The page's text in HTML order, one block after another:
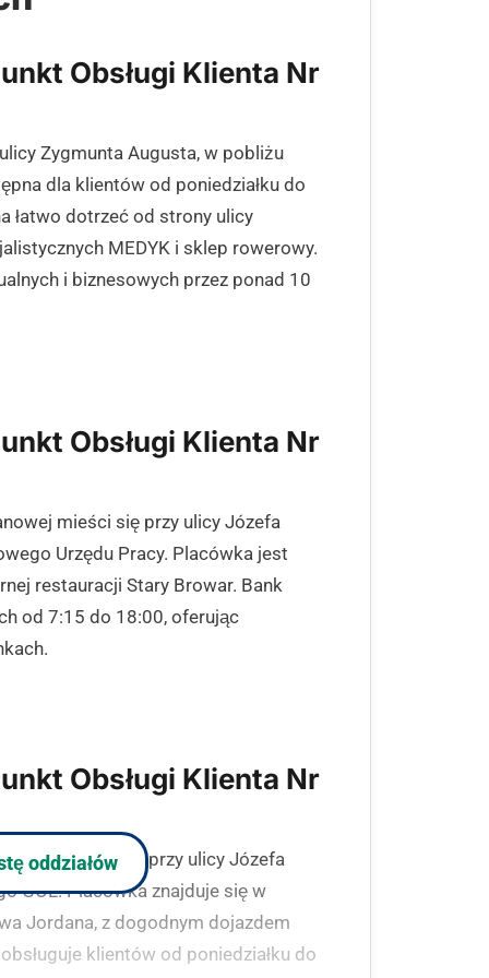
Obsługi Klienta Nr
Zygmunta Augusta, w pobliżu
dla klientów od poniedziałku do
łatwo dotrzeć od strony ulicy
MEDYK i sklep rowerowy.
i biznesowych przez ponad 10
Obsługi Klienta Nr
mieści się przy ulicy Józefa
Urzędu Pracy. Placówka jest
restauracji Stary Browar. Bank
od 7:15 do 18:00, oferując
Obsługi Klienta Nr
mieści się przy ulicy Józefa
GOL. Placówka znajduje się w
Jordana, z dogodnym dojazdem
klientów od poniedziałku do
oddziałów